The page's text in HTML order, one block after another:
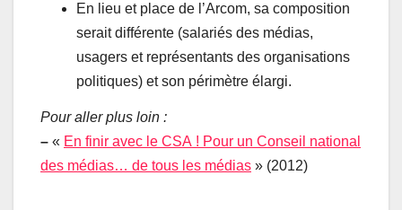
En lieu et place de l’Arcom, sa composition
serait différente (salariés des médias,
usagers et représentants des organisations
politiques) et son périmètre élargi.
Pour aller plus loin :
– « En finir avec le CSA ! Pour un Conseil national
des médias… de tous les médias » (2012)